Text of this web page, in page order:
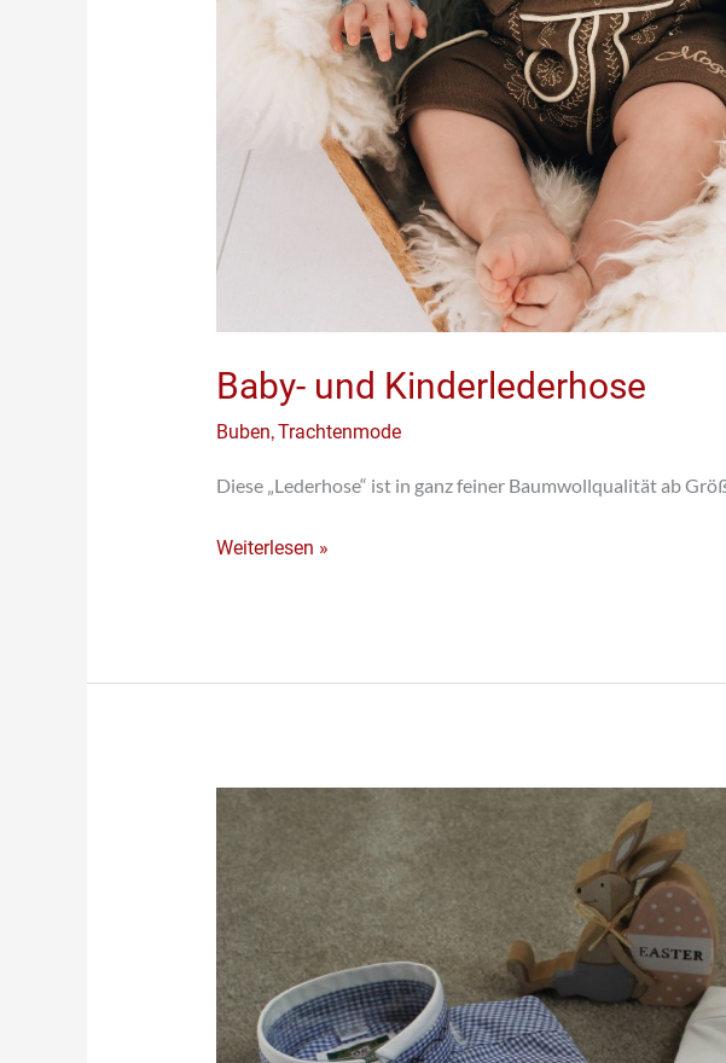
Baby- und Kinderlederhose
Buben,Trachtenmode
Diese „Lederhose“ ist in ganz feiner Baumwollqualität ab
Weiterlesen »
Schöne